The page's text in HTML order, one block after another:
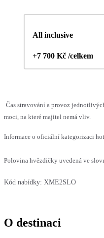
All inclusive
+7 700 Kč /celkem
Čas stravování a provoz
moci, na které majitel nemá vliv.
Informace o oficiální kategorizaci
Polovina hvězdičky uvedená ve
Kód nabídky: XME2SLO
O destinaci